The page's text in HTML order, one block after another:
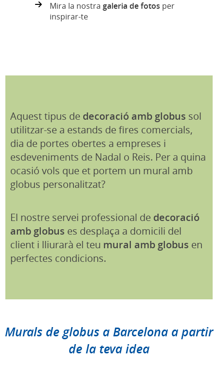
Mira la nostragaleria de fotos per
inspirar-te
Aquest tipus de decoració amb globus sol
utilitzar-se a estands de fires comercials,
dia de portes obertes a empreses i
esdeveniments de Nadal o Reis. Per a quina
ocasió vols que et portem un mural amb
globus personalitzat?
El nostre servei professional de decoració
amb globus es desplaça a domicili del
client i lliurarà el teu mural amb globus en
perfectes condicions.
Murals de globus a Barcelona a partir
de la teva idea